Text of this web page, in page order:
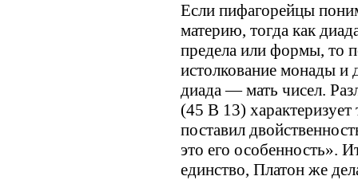
Если пифагорейцы
материю, тогда как
предела или формы, то
истолкование монады
диада — мать чисел.
(45 В 13)
поставил
это его особенность».
единство, Платон же